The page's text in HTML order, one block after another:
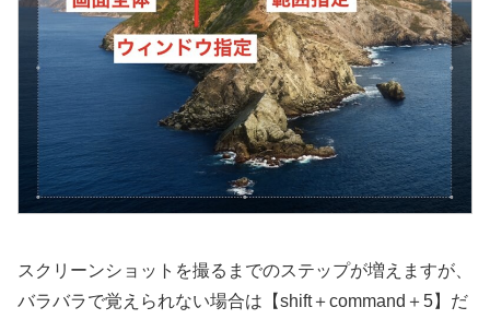
スクリーンショットを撮るまでのステップが増えますが、
バラバラで覚えられない場合は【shift＋command＋5】だ